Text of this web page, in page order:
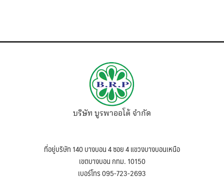
บริษัท บูรพาออโต้ จำกัด
ที่อยู่บริษัท 140 บางบอน 4 ซอย 4 แขวงบางบอนเหนือ
เขตบางบอน กทม. 10150
เบอร์โทร 095-723-2693